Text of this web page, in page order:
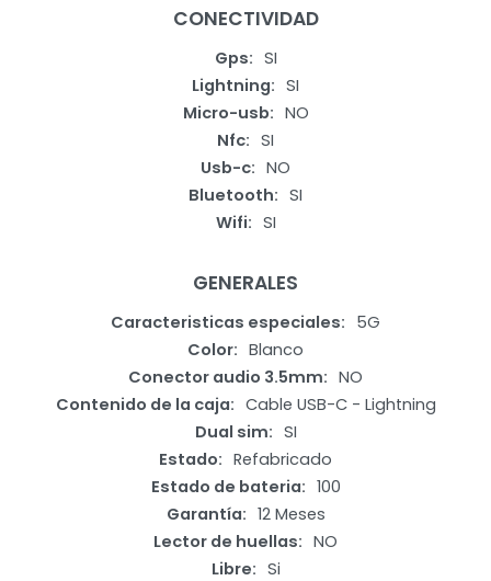
CONECTIVIDAD
Gps
SI
Lightning
SI
Micro-usb
NO
Nfc
SI
Usb-c
NO
Bluetooth
SI
Wifi
SI
GENERALES
Caracteristicas especiales
5G
Color
Blanco
Conector audio 3.5mm
NO
Contenido de la caja
Cable USB-C - Lightning
Dual sim
SI
Estado
Refabricado
Estado de bateria
100
Garantía
12 Meses
Lector de huellas
NO
Libre
Si